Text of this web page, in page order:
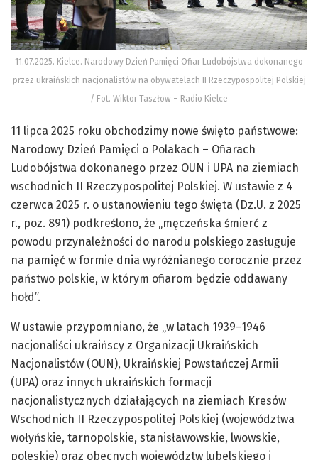
11.07.2025. Kielce. Narodowy Dzień Pamięci Ofiar Ludobójstwa dokonanego
przez ukraińskich nacjonalistów na obywatelach II Rzeczypospolitej Polskiej
/ Fot. Wiktor Taszłow – Radio Kielce
11 lipca 2025 roku obchodzimy nowe święto państwowe:
Narodowy Dzień Pamięci o Polakach – Ofiarach
Ludobójstwa dokonanego przez OUN i UPA na ziemiach
wschodnich II Rzeczypospolitej Polskiej. W ustawie z 4
czerwca 2025 r. o ustanowieniu tego święta (Dz.U. z 2025
r., poz. 891) podkreślono, że „męczeńska śmierć z
powodu przynależności do narodu polskiego zasługuje
na pamięć w formie dnia wyróżnianego corocznie przez
państwo polskie, w którym ofiarom będzie oddawany
hołd”.
W ustawie przypomniano, że „w latach 1939–1946
nacjonaliści ukraińscy z Organizacji Ukraińskich
Nacjonalistów (OUN), Ukraińskiej Powstańczej Armii
(UPA) oraz innych ukraińskich formacji
nacjonalistycznych działających na ziemiach Kresów
Wschodnich II Rzeczypospolitej Polskiej (województwa
wołyńskie, tarnopolskie, stanisławowskie, lwowskie,
poleskie) oraz obecnych województw lubelskiego i